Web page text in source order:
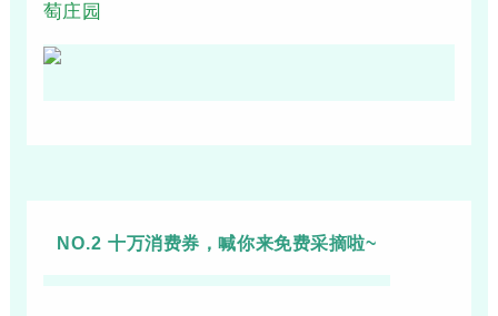
萄庄园
NO.2 十万消费券，喊你来免费采摘啦~